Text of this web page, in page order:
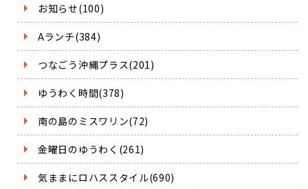
お知らせ(100)
Aランチ(384)
つなごう沖縄プラス(201)
ゆうわく時間(378)
南の島のミスワリン(72)
金曜日のゆうわく(261)
気ままにロハススタイル(690)